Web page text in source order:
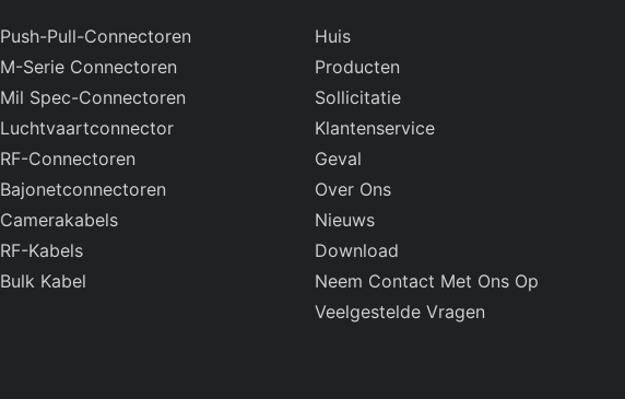
Push-Pull-Connectoren
M-Serie Connectoren
Mil Spec-Connectoren
Luchtvaartconnector
RF-Connectoren
Bajonetconnectoren
Camerakabels
RF-Kabels
Bulk Kabel
Huis
Producten
Sollicitatie
Klantenservice
Geval
Over Ons
Nieuws
Download
Neem Contact Met Ons Op
Veelgestelde Vragen